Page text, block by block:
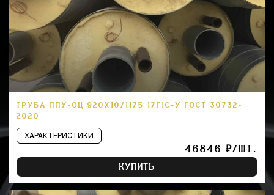
ТРУБА ППУ-ОЦ 920Х10/1175 17Г1С-У ГОСТ 30732-
2020
ХАРАКТЕРИСТИКИ
46846 ₽/ШТ.
КУПИТЬ